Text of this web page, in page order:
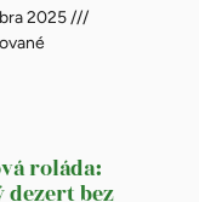
2025
roláda:
dezert bez